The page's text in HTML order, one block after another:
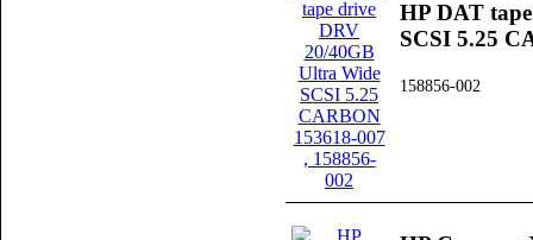
HP DAT
SCSI 5.25
158856-002